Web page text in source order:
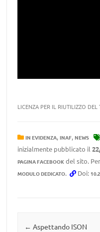
LICENZA PER IL RIUTILIZZO DEL
IN EVIDENZA, INAF, NEWS
inizialmente pubblicato il
PAGINA FACEBOOKdel sito.
MODULO DEDICATO. Doi:
Navigazione articolo
← Aspettando ISON